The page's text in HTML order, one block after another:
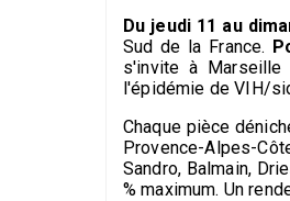
Du jeudi 11 au
Sud de la France.
s'invite à
l'épidémie de VIH/
Chaque pièce
Provence-Alpes-
Sandro, Balmain,
% maximum. Un